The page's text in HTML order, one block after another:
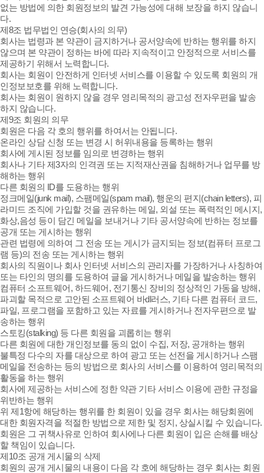
없는 방법에 의한 회원정보의 발견 가능성에 대해 보장을 하지 않습니
다.
제8조 법무법인 연승(회사의 의무)
회사는 법령과 본 약관이 금지하거나 공서양속에 반하는 행위를 하지
않으며 본 약관이 정하는 바에 따라 지속적이고 안정적으로 서비스를
제공하기 위해서 노력합니다.
회사는 회원이 안전하게 인터넷 서비스를 이용할 수 있도록 회원의 개
인정보보호를 위해 노력합니다.
회사는 회원이 원하지 않을 경우 영리목적의 광고성 전자우편을 발송
하지 않습니다.
제9조 회원의 의무
회원은 다음 각 호의 행위를 하여서는 안됩니다.
온라인 상담 신청 또는 변경 시 허위내용을 등록하는 행위
회사에 게시된 정보를 임의로 변경하는 행위
회사나 기타 제3자의 인격권 또는 지적재산권을 침해하거나 업무를 방
해하는 행위
다른 회원의 ID를 도용하는 행위
정크메일(junk mail), 스팸메일(spam mail), 행운의 편지(chain letters), 피
라미드 조직에 가입할 것을 권유하는 메일, 외설 또는 폭력적인 메시지,
화상,음성 등이 담긴 메일을 보내거나 기타 공서양속에 반하는 정보를
공개 또는 게시하는 행위
관련 법령에 의하여 그 전송 또는 게시가 금지되는 정보(컴퓨터 프로그
램 등)의 전송 또는 게시하는 행위
회사의 직원이나 회사 인터넷 서비스의 관리자를 가장하거나 사칭하여
또는 타인의 명의를 도용하여 글을 게시하거나 메일을 발송하는 행위
컴퓨터 소프트웨어, 하드웨어, 전기통신 장비의 정상적인 가동을 방해,
파괴할 목적으로 고안된 소프트웨어 바dl러스, 기타 다른 컴퓨터 코드,
파일, 프로그램을 포함하고 있는 자료를 게시하거나 전자우편으로 발
송하는 행위
스토킹(stalking) 등 다른 회원을 괴롭히는 행위
다른 회원에 대한 개인정보를 동의 없이 수집, 저장, 공개하는 행위
불특정 다수의 자를 대상으로 하여 광고 또는 선전을 게시하거나 스팸
메일을 전송하는 등의 방법으로 회사의 서비스를 이용하여 영리목적의
활동을 하는 행위
회사에 제공하는 서비스에 정한 약관 기타 서비스 이용에 관한 규정을
위반하는 행위
위 제1항에 해당하는 행위를 한 회원이 있을 경우 회사는 해당회원에
대한 회원자격을 적절한 방법으로 제한 및 정지, 상실시킬 수 있습니다.
회원은 그 귀책사유로 인하여 회사에나 다른 회원이 입은 손해를 배상
할 책임이 있습니다.
제10조 공개 게시물의 삭제
회원의 공개 게시물의 내용이 다음 각 호에 해당하는 경우 회사는 회원